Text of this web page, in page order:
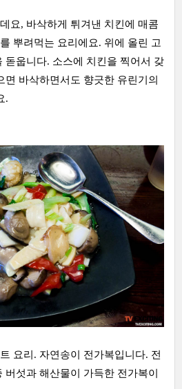
요, 바삭하게 튀겨낸 치킨에 매콤
뿌려먹는 요리에요. 위에 올린 고
돋웁니다. 소스에 치킨을 찍어서 갖
면 바삭하면서도 향긋한 유린기의
.
요리. 자연송이 전가복입니다. 전
섯과 해산물이 가득한 전가복이